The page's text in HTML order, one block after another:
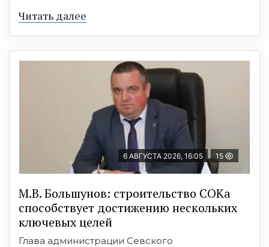
Читать далее
6 АВГУСТА 2026, 16:05 15
М.В. Большунов: строительство СОКа
способствует достижению нескольких
ключевых целей
Глава администрации Севского